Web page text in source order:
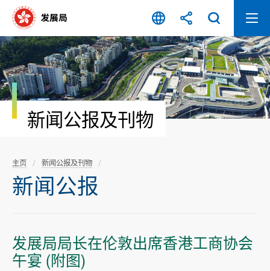
容
开
始
新闻公报及刊物
主页 新闻公报及刊物
新闻公报
发展局局长在伦敦出席香港工商协会
午宴 (附图)